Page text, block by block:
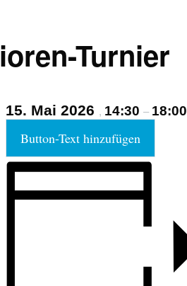
Turnier
15. Mai 2026 , 14:30 – 18:00
Button-Text hinzufügen